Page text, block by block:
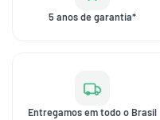
5 anos de garantia*
Entregamos em todo o Brasil